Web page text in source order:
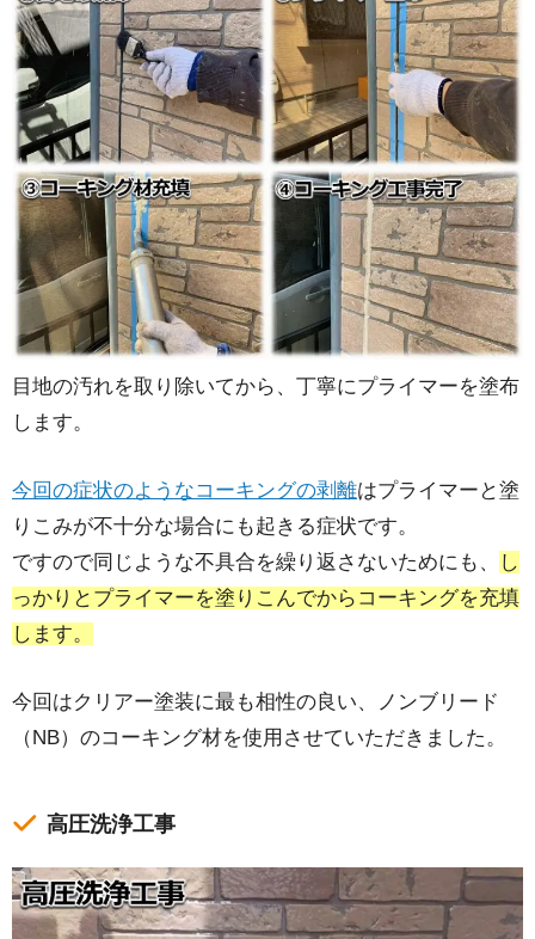
目地の汚れを取り除いてから、丁寧にプライマーを塗布
します。
今回の症状のようなコーキングの剥離はプライマーと塗
りこみが不十分な場合にも起きる症状です。
ですので同じような不具合を繰り返さないためにも、
し
っかりとプライマーを塗りこんでからコーキングを充填
します。
今回はクリアー塗装に最も相性の良い、ノンブリード
（NB）のコーキング材を使用させていただきました。
高圧洗浄工事